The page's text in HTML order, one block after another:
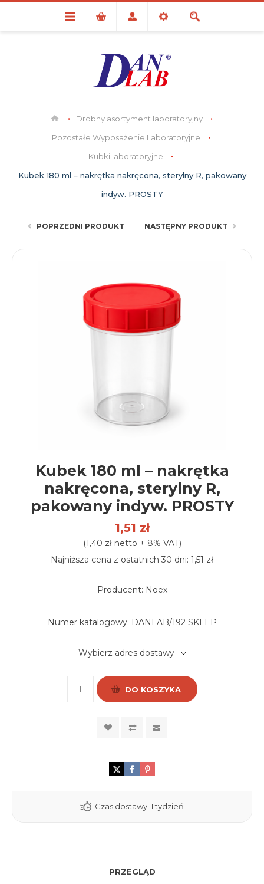
Drobny asortyment laboratoryjny
Pozostałe Wyposażenie Laboratoryjne
Kubki laboratoryjne
Kubek 180 ml – nakrętka nakręcona, sterylny R, pakowany
indyw. PROSTY
POPRZEDNI PRODUKT NASTĘPNY PRODUKT
Kubek 180 ml – nakrętka
nakręcona, sterylny R,
pakowany indyw. PROSTY
1,51 zł
(1,40 zł netto + 8% VAT)
Najniższa cena z ostatnich 30 dni: 1,51 zł
Producent: Noex
Numer katalogowy: DANLAB/192 SKLEP
Wybierz adres dostawy
DO KOSZYKA
Czas dostawy: 1 tydzień
PRZEGLĄD